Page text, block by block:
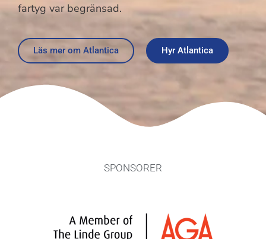
fartyg var begränsad.
Läs mer om Atlantica Hyr Atlantica
SPONSORER